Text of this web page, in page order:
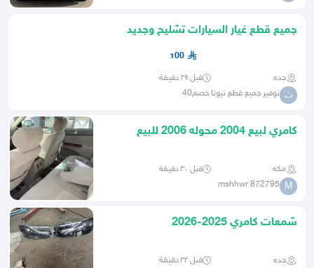
جميع قطع غيار السيارات تشليح وجديد
100
جده قبل ٢٩ دقيقة
ت توفير جميع قطع تيوتا خصم40
كامري لبيع 2004 محوله 2006 للبيع
مكه قبل ٣٠ دقيقة
M
mshhwr 872795
شمعات كامري 2025-2026
جده قبل ٣٢ دقيقة